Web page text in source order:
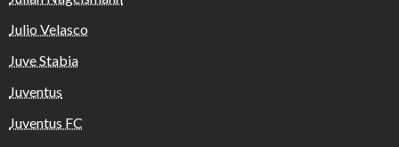
Julio Velasco
Juve Stabia
Juventus
Juventus FC